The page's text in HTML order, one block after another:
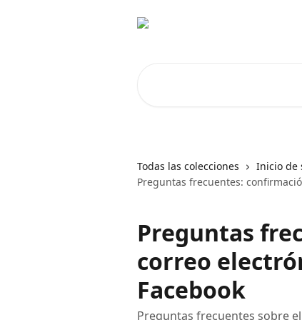
Todas las colecciones
Inicio de
Preguntas frecuentes:
Preguntas
correo
Facebook
Preguntas frecuentes sobre